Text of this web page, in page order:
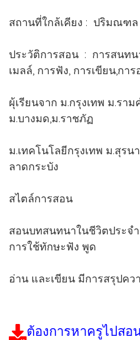
สถานที่ใกล้เคียง : ปริมณฑ
ประวัติการสอน : การสนทน
เมลล์, การฟัง, การเขียน,กา
ผุ้เรียนจาก ม.กรุงเทพ ม.ราม
ม.บางมด,ม.ราชภัฏ
ม.เทคโนโลยีกรุงเทพ ม.สุร
ลาดกระบัง
สไตล์การสอน
สอนบทสนทนาในชีวิตประจ
การใช้ทักษะฟัง พูด
อ่าน และเขียน มีการสรุปค
ต้องการหาครูไปส